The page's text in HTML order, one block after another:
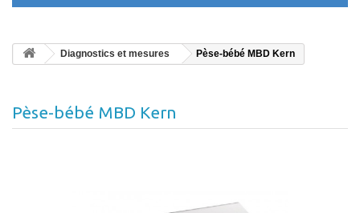
Diagnostics et mesures Pèse-bébé MBD Kern
Pèse-bébé MBD Kern